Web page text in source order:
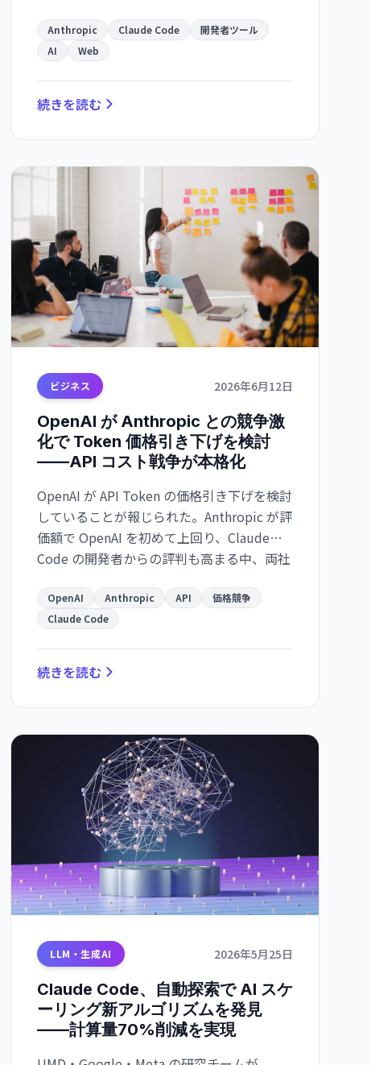
自動更新されます。
Anthropic Claude Code
開発者ツール
AI
Web
続きを読む
ビジネス 2026年6月12日
OpenAI が Anthropic との競争激
化で Token 価格引き下げを検討
——API コスト戦争が本格化
OpenAI が API Token の価格引き下げを検討
していることが報じられた。Anthropic が評
価額で OpenAI を初めて上回り、Claude
Code の開発者からの評判も高まる中、両社
OpenAI Anthropic API
価格競争
Claude Code
続きを読む
LLM・生成AI 2026年5月25日
Claude Code、自動探索で AI スケ
ーリング新アルゴリズムを発見
——計算量70%削減を実現